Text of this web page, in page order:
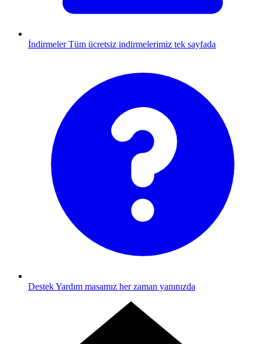
İndirmeler Tüm ücretsiz indirmelerimiz tek sayfada
DestekYardım masamız her zaman yanınızda